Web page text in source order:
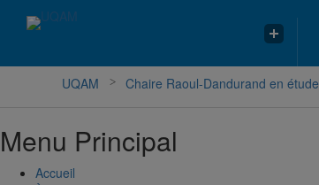
UQAM Chaire Raoul-Dandurand en
Menu Principal
Accueil